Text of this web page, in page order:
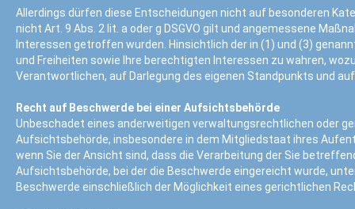
Allerdings dürfen diese Entscheidungen nicht auf besonderen
nicht Art. 9 Abs. 2 lit. a oder g DSGVO gilt und angemessene
Interessen getroffen wurden. Hinsichtlich der in (1) und (3)
und Freiheiten sowie Ihre berechtigten Interessen zu wahren,
Verantwortlichen, auf Darlegung des eigenen Standpunkts und
Recht auf Beschwerde bei einer Aufsichtsbehörde
Unbeschadet eines anderweitigen verwaltungsrechtlichen oder
Aufsichtsbehörde, insbesondere in dem Mitgliedstaat ihres
wenn Sie der Ansicht sind, dass die Verarbeitung der Sie
Aufsichtsbehörde, bei der die Beschwerde eingereicht wurde,
Beschwerde einschließlich der Möglichkeit eines gerichtlichen